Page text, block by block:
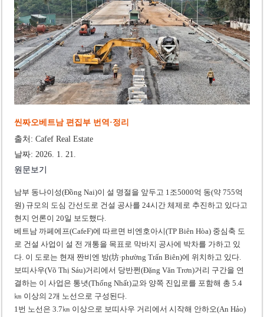
베트남주식 HAT, 15년 연속 현금 배당…주당 3,000동 지급
‘1,000억 달러 남북고속철 투자’ 호언장담 메콜로르 회장 체포
베트남 세무당국, 납세자 정보 공개 기준·절차 명확화
씬짜오베트남 편집부 번역·정리
출처: Cafef Real Estate
날짜: 2026. 1. 21.
원문보기
남부 동나이성(Đồng Nai)이 설 명절을 앞두고 1조5000억 동(약 755억
원) 규모의 도심 간선도로 건설 공사를 24시간 체제로 추진하고 있다고
현지 언론이 20일 보도했다.
베트남 까페에프(CafeF)에 따르면 비엔호아시(TP Biên Hòa) 중심축 도
로 건설 사업이 설 전 개통을 목표로 막바지 공사에 박차를 가하고 있
다. 이 도로는 현재 짠비엔 방(坊·phường Trấn Biên)에 위치하고 있다.
보띠사우(Võ Thị Sáu)거리에서 당반쩐(Đặng Văn Trơn)거리 구간을 연
결하는 이 사업은 통녓(Thống Nhất)교와 양쪽 진입로를 포함해 총 5.4
㎞ 이상의 2개 노선으로 구성된다.
1번 노선은 3.7㎞ 이상으로 보띠사우 거리에서 시작해 안하오(An Hảo)